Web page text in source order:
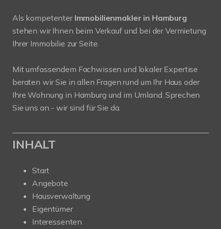
Als kompetenter Immobilienmakler in Hamburg
stehen wir Ihnen beim Verkauf und bei der Vermietung
Ihrer Immobilie zur Seite.
Mit umfassendem Fachwissen und lokaler Expertise
beraten wir Sie in allen Fragen rund um Ihr Haus oder
Ihre Wohnung in Hamburg und im Umland. Sprechen
Sie uns an - wir sind für Sie da.
INHALT
Start
Angebote
Hausverwaltung
Eigentümer
Interessenten